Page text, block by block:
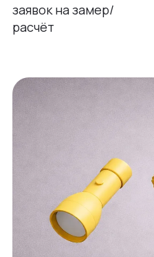
заявок на замер/
расчёт